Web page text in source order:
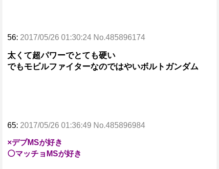
56: 2017/05/26 01:30:24 No.485896174
太くて超パワーでとても硬い
でもモビルファイターなのではやいボルトガンダム
65: 2017/05/26 01:36:49 No.485896984
×デブMSが好き
⚪マッチョMSが好き